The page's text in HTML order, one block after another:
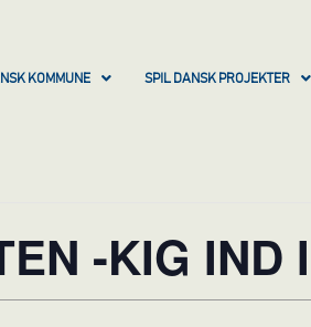
KOMMUNE SPIL DANSK PROJEKTER
-KIG IND